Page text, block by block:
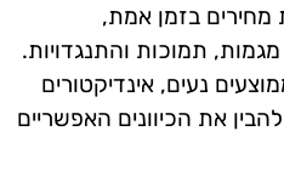
מחירים בזמן אמת,
תמוכות והתנגדויות.
נעים, אינדיקטורים
להבין את הכיוונים האפשריים